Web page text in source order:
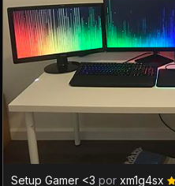
Setup Gamer <3 por xm1g4sx